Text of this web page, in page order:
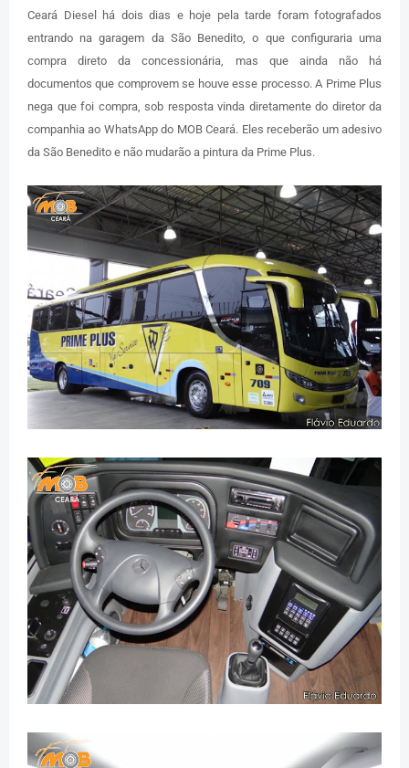
Ceará Diesel há dois dias e hoje pela tarde foram fotografados
entrando na garagem da São Benedito, o que configuraria uma
compra direto da concessionária, mas que ainda não há
documentos que comprovem se houve esse processo. A Prime Plus
nega que foi compra, sob resposta vinda diretamente do diretor da
companhia ao WhatsApp do MOB Ceará. Eles receberão um adesivo
da São Benedito e não mudarão a pintura da Prime Plus.